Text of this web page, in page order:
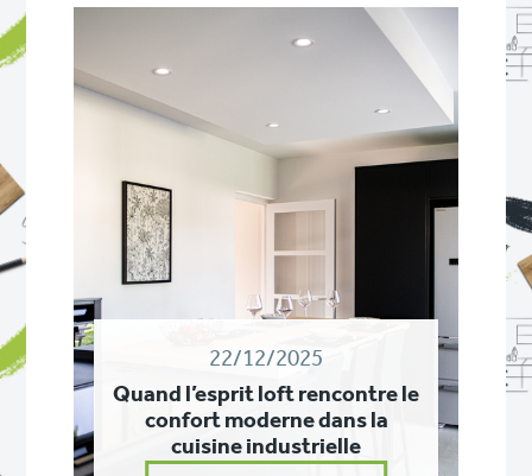
22/12/2025
Quand l’esprit loft rencontre le
confort moderne dans la
cuisine industrielle